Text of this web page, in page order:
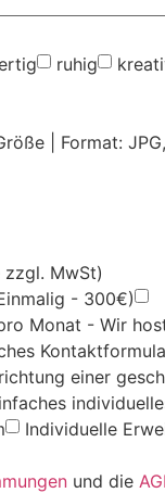
ruhig
| Format:
zzgl. MwSt)
- 300€)
Monat - Wir
einer
Individuelle
und die